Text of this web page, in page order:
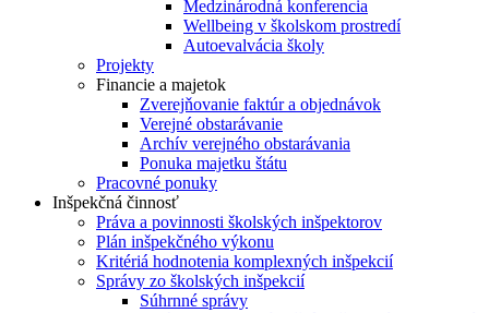
Medzinárodná konferencia
Wellbeing v školskom prostredí
Autoevalvácia školy
Projekty
Financie a majetok
Zverejňovanie faktúr a objednávok
Verejné obstarávanie
Archív verejného obstarávania
Ponuka majetku štátu
Pracovné ponuky
Inšpekčná činnosť
Práva a povinnosti školských inšpektorov
Plán inšpekčného výkonu
Kritériá hodnotenia komplexných inšpekcií
Správy zo školských inšpekcií
Súhrnné správy